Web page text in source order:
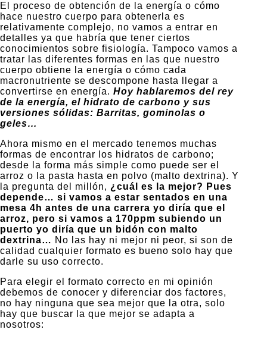
El proceso de obtención de la energía o cómo
hace nuestro cuerpo para obtenerla es
relativamente complejo, no vamos a entrar en
detalles ya que habría que tener ciertos
conocimientos sobre fisiología. Tampoco vamos a
tratar las diferentes formas en las que nuestro
cuerpo obtiene la energía o cómo cada
macronutriente se descompone hasta llegar a
convertirse en energía. Hoy hablaremos del rey
de la energía, el hidrato de carbono y sus
versiones sólidas: Barritas, gominolas o
geles…
Ahora mismo en el mercado tenemos muchas
formas de encontrar los hidratos de carbono;
desde la forma más simple como puede ser el
arroz o la pasta hasta en polvo (malto dextrina). Y
la pregunta del millón, ¿cuál es la mejor? Pues
depende… si vamos a estar sentados en una
mesa 4h antes de una carrera yo diría que el
arroz, pero si vamos a 170ppm subiendo un
puerto yo diría que un bidón con malto
dextrina… No las hay ni mejor ni peor, si son de
calidad cualquier formato es bueno solo hay que
darle su uso correcto.
Para elegir el formato correcto en mi opinión
debemos de conocer y diferenciar dos factores,
no hay ninguna que sea mejor que la otra, solo
hay que buscar la que mejor se adapta a
nosotros: